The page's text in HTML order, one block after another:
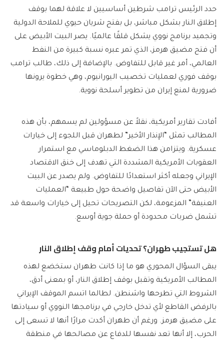
حدد الرئيس ترامب شرطين أساسيين لا علاقة لهما بوقف
إطلاق النار بشكل مباشر، بل بفتح شريان حيوي للملاحة الدولية
وتجميد برنامج نووي يشكل قلقًا عالميًا. يصر البيت الأبيض على
أن فتح مضيق هرمز، الذي تمر عبره نسبة كبيرة من النفط
العالمي، أمر غير قابل للتفاوض. بالإضافة إلى ذلك، طالب ترامب
بوقف فوري لعمليات تخصيب اليورانيوم، وهي خطوة يرونها
ضرورية لمنع إيران من تطوير أسلحة نووية.
أفادت تقارير أمريكية، نقلاً عن مسؤولين لم يسمهم، بأن هذه
المطالب تمثل “الإنذار الأخير” لطهران قبل اللجوء إلى خيارات
عسكرية. ويتزامن هذا الضغط الدبلوماسي مع استمرار
العقوبات الأمريكية المشددة التي تهدف إلى خنق الاقتصاد
الإيراني وجعله أكثر استعدادًا للتفاوض. ولم يصدر عن البيت
الأبيض حتى الآن تفاصيل واضحة حول طبيعة “العمليات
العنيفة” المزعومة، لكن التصريحات تحيل إلى خيارات واسعة قد
تشمل ضربات محدودة أو حملة جوية أوسع.
هل تستجيب طهران؟ تحديات أمام وقف إطلاق النار
يبقى السؤال المحوري هو ما إذا كانت طهران ستخضع لهذه
المطالب الأمريكية وتقبل بوقف إطلاق النار، أو بمعنى أدق،
الشروط التي تطرحها واشنطن. لطالما اتسم الموقف الإيراني
بالرفض القاطع لأي تدخل خارجي في برنامجها النووي أو سيادتها
على مضيق هرمز. ورغم أن طهران أكدت مرارًا أنها لا تسعى إلى
الحرب، إلا أنها تعد نفسها للدفاع عن مصالحها في منطقة